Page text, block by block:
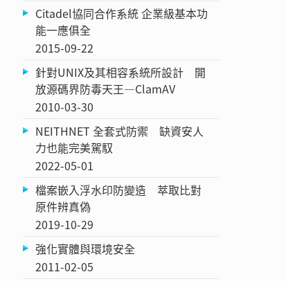
Citadel協同合作系統 企業級基本功
能一應俱全
2015-09-22
針對UNIX及其相容系統所設計 開
放源碼界防毒天王—ClamAV
2010-03-30
NEITHNET 全套式防禦 缺資安人
力也能完美駕馭
2022-05-01
檔案嵌入浮水印防變造 萃取比對
原件辨真偽
2019-10-29
強化實體與環境安全
2011-02-05